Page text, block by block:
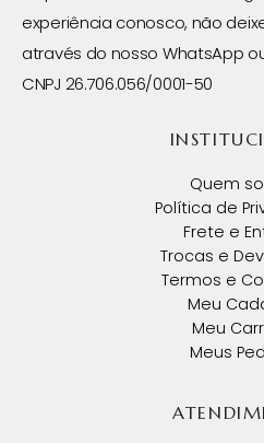
experiência conosco, não
através do nosso WhatsApp
CNPJ 26.706.056/0001-50
Quem
Política de
Frete e
Trocas e
Termos e
Meu
Meu
Meus